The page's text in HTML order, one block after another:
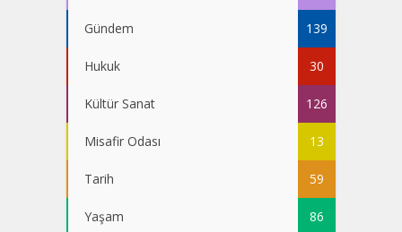
Gündem 139
Hukuk 30
Kültür Sanat 126
Misafir Odası 13
Tarih 59
Yaşam 86